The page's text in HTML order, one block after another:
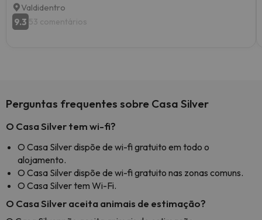
Valdidentro
9.3 53 comentários
Perguntas frequentes sobre Casa Silver
O Casa Silver tem wi-fi?
O Casa Silver dispõe de wi-fi gratuito em todo o
alojamento.
O Casa Silver dispõe de wi-fi gratuito nas zonas comuns.
O Casa Silver tem Wi-Fi.
O Casa Silver aceita animais de estimação?